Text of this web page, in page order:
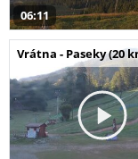
06:11
Vrátna - Paseky (20